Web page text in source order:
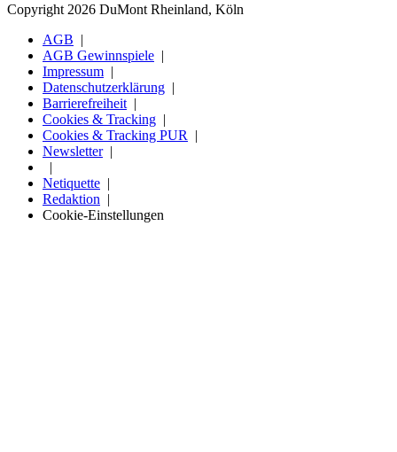
Copyright 2026 DuMont Rheinland, Köln
AGB
AGB Gewinnspiele
Impressum
Datenschutzerklärung
Barrierefreiheit
Cookies & Tracking
Cookies & Tracking PUR
Newsletter
Netiquette
Redaktion
Cookie-Einstellungen